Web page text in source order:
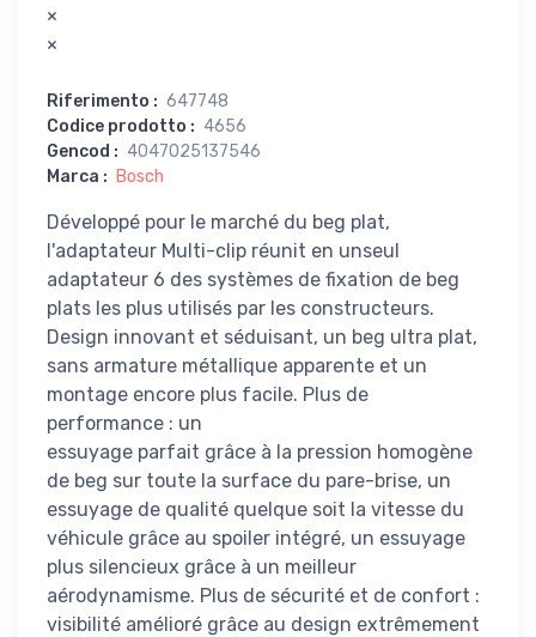
×
×
Riferimento : 647748
Codice prodotto : 4656
Gencod : 4047025137546
Marca : Bosch
Développé pour le marché du beg plat,
l'adaptateur Multi-clip réunit en unseul
adaptateur 6 des systèmes de fixation de beg
plats les plus utilisés par les constructeurs.
Design innovant et séduisant, un beg ultra plat,
sans armature métallique apparente et un
montage encore plus facile. Plus de
performance : un
essuyage parfait grâce à la pression homogène
de beg sur toute la surface du pare-brise, un
essuyage de qualité quelque soit la vitesse du
véhicule grâce au spoiler intégré, un essuyage
plus silencieux grâce à un meilleur
aérodynamisme. Plus de sécurité et de confort :
visibilité amélioré grâce au design extrêmement